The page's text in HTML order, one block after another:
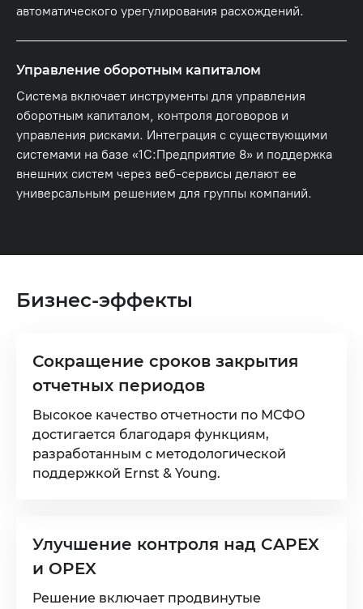
автоматического урегулирования расхождений.
Управление оборотным капиталом
Система включает инструменты для управления
оборотным капиталом, контроля договоров и
управления рисками. Интеграция с существующими
системами на базе «1С:Предприятие 8» и поддержка
внешних систем через веб-сервисы делают ее
универсальным решением для группы компаний.
Бизнес-эффекты
Сокращение сроков закрытия
отчетных периодов
Высокое качество отчетности по МСФО
достигается благодаря функциям,
разработанным с методологической
поддержкой Ernst & Young.
Улучшение контроля над CAPEX
и OPEX
Решение включает продвинутые